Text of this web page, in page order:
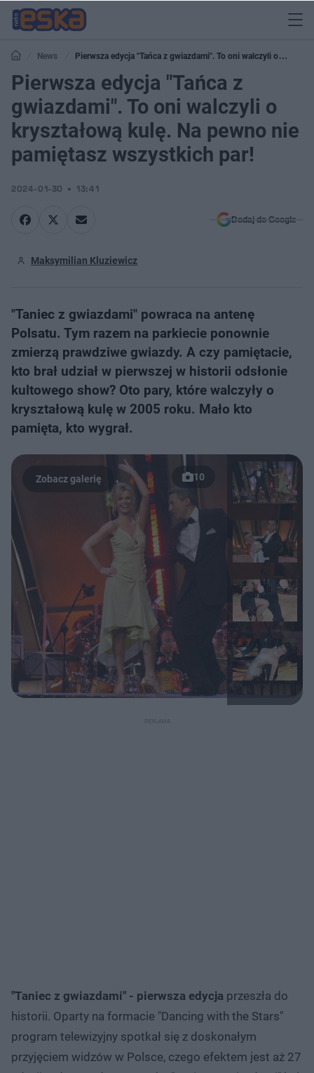
News
Pierwsza edycja "Tańca z gwiazdami". To oni walczyli o
kryształową kulę. Na pewno nie pamiętasz wszystkich par!
Pierwsza edycja "Tańca z
gwiazdami". To oni walczyli o
kryształową kulę. Na pewno nie
pamiętasz wszystkich par!
2024-01-30 13:41
Dodaj do Google
Maksymilian Kluziewicz
"Taniec z gwiazdami" powraca na antenę
Polsatu. Tym razem na parkiecie ponownie
zmierzą prawdziwe gwiazdy. A czy pamiętacie,
kto brał udział w pierwszej w historii odsłonie
kultowego show? Oto pary, które walczyły o
kryształową kulę w 2005 roku. Mało kto
pamięta, kto wygrał.
10
"Taniec z gwiazdami" - pierwsza edycja przeszła do
historii. Oparty na formacie "Dancing with the Stars"
program telewizyjny spotkał się z doskonałym
przyjęciem widzów w Polsce, czego efektem jest aż 27